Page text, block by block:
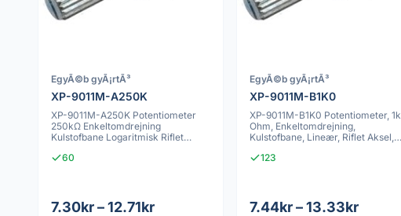
EgyÃ©b gyÃ¡rtÃ³
XP-9011M-A250K
XP-9011M-A250K Potentiometer
250kΩ Enkeltomdrejning
Kulstofbane Logaritmisk Riflet
60
7.30kr – 12.71kr
EgyÃ©b gyÃ¡rtÃ³
XP-9011M-B1K0
XP-9011M-B1K0 Potentiometer, 1k
Ohm, Enkeltomdrejning,
Kulstofbane, Lineær, Riflet Aksel,
123
7.44kr – 13.33kr